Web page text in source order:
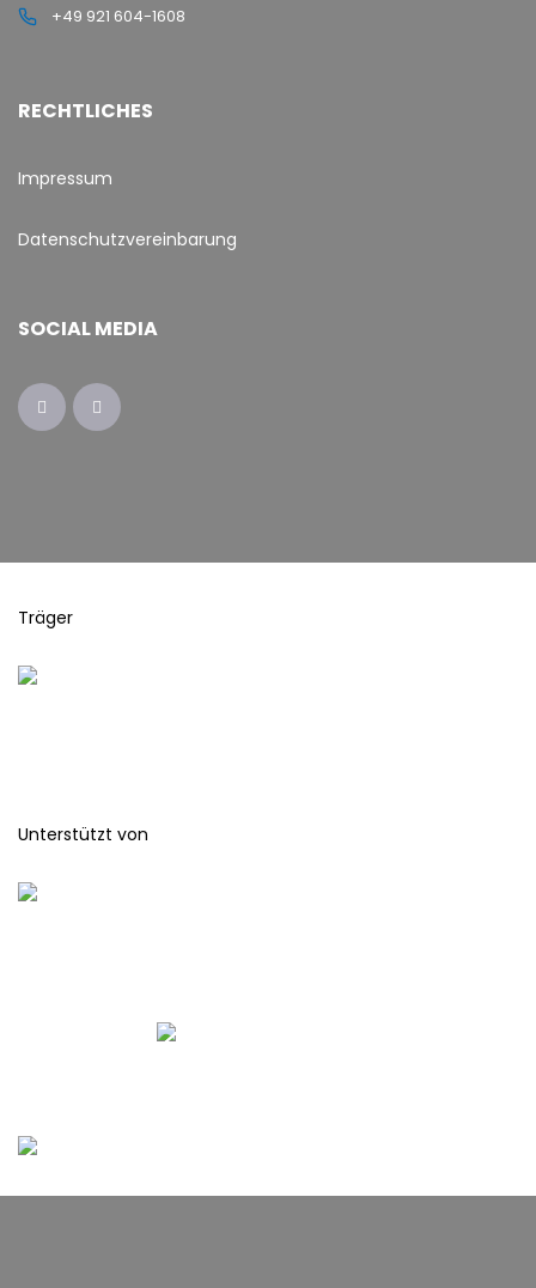
+49 921 604-1608
RECHTLICHES
Impressum
Datenschutzvereinbarung
SOCIAL MEDIA
Träger
Unterstützt von